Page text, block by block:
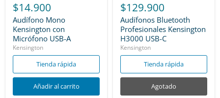
$14.900
Audífono Mono
Kensington con
Micrófono USB-A
Kensington
Tienda rápida
Añadir al carrito
$129.900
Audífonos Bluetooth
Profesionales Kensington
H3000 USB-C
Kensington
Tienda rápida
Agotado